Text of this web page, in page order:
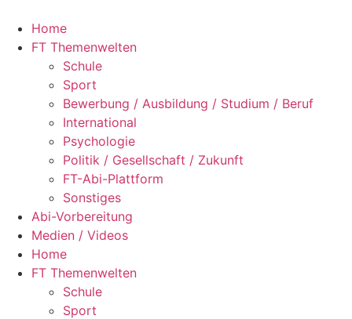
Inhalt
springen
Home
FT Themenwelten
Schule
Sport
Bewerbung / Ausbildung / Studium / Beruf
International
Psychologie
Politik / Gesellschaft / Zukunft
FT-Abi-Plattform
Sonstiges
Abi-Vorbereitung
Medien / Videos
Home
FT Themenwelten
Schule
Sport